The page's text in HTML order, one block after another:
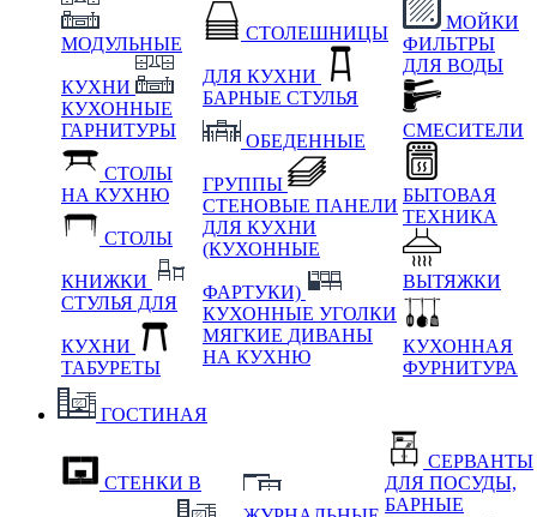
МОДУЛЬНЫЕ
КУХНИ
КУХОННЫЕ
ГАРНИТУРЫ
СТОЛЫ
НА КУХНЮ
СТОЛЫ
КНИЖКИ
СТУЛЬЯ ДЛЯ
КУХНИ
ТАБУРЕТЫ
СТОЛЕШНИЦЫ
ДЛЯ КУХНИ
БАРНЫЕ СТУЛЬЯ
ОБЕДЕННЫЕ
ГРУППЫ
СТЕНОВЫЕ ПАНЕЛИ
ДЛЯ КУХНИ
(КУХОННЫЕ
ФАРТУКИ)
КУХОННЫЕ УГОЛКИ
МЯГКИЕ ДИВАНЫ
НА КУХНЮ
МОЙКИ
ФИЛЬТРЫ
ДЛЯ ВОДЫ
СМЕСИТЕЛИ
БЫТОВАЯ
ТЕХНИКА
ВЫТЯЖКИ
КУХОННАЯ
ФУРНИТУРА
ГОСТИНАЯ
СТЕНКИ В
СЕРВАНТЫ
ДЛЯ ПОСУДЫ,
БАРНЫЕ